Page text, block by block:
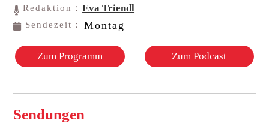
Redaktion：Eva Triendl
Sendezeit： Montag
Zum Programm Zum Podcast
Sendungen